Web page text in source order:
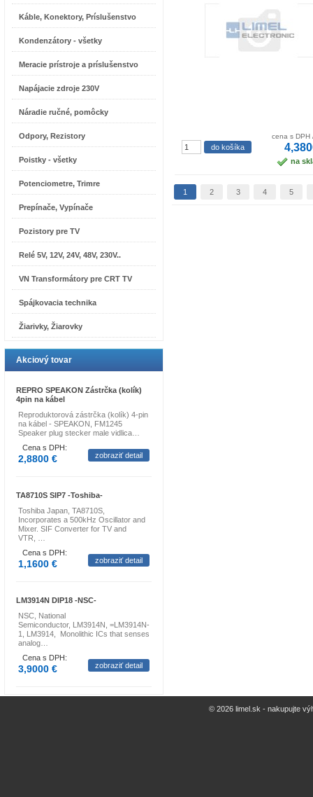
Káble, Konektory, Príslušenstvo
Kondenzátory - všetky
Meracie prístroje a príslušenstvo
Napájacie zdroje 230V
Náradie ručné, pomôcky
Odpory, Rezistory
Poistky - všetky
Potenciometre, Trimre
Prepínače, Vypínače
Pozistory pre TV
Relé 5V, 12V, 24V, 48V, 230V..
VN Transformátory pre CRT TV
Spájkovacia technika
Žiarivky, Žiarovky
Akciový tovar
REPRO SPEAKON Zástrčka (kolík)
4pin na kábel
Reproduktorová zástrčka (kolík) 4-pin
na kábel - SPEAKON, FM1245
Speaker plug stecker male vidlica…
Cena s DPH:
2,8800 € zobraziť detail
TA8710S SIP7 -Toshiba-
Toshiba Japan, TA8710S,
Incorporates a 500kHz Oscillator and
Mixer. SIF Converter for TV and
VTR, …
Cena s DPH:
1,1600 € zobraziť detail
LM3914N DIP18 -NSC-
NSC, National
Semiconductor, LM3914N, =LM3914N-
1, LM3914, Monolithic ICs that senses
analog…
Cena s DPH:
3,9000 € zobraziť detail
cena s DPH
na
1 2 3 4 5
© 2026 limel.sk - nakupujte